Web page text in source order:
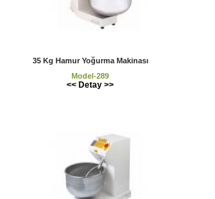
35 Kg Hamur Yoğurma Makinası
Model-289
<< Detay >>